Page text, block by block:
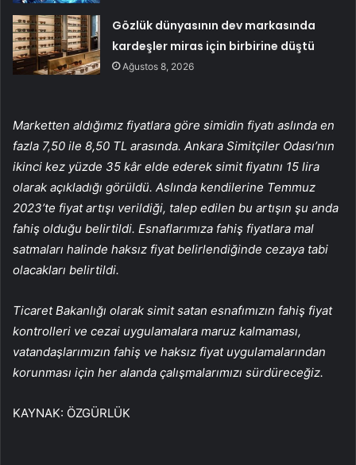
Gözlük dünyasının dev markasında
kardeşler miras için birbirine düştü
Ağustos 8, 2026
Marketten aldığımız fiyatlara göre simidin fiyatı aslında en
fazla 7,50 ile 8,50 TL arasında. Ankara Simitçiler Odası’nın
ikinci kez yüzde 35 kâr elde ederek simit fiyatını 15 lira
olarak açıkladığı görüldü. Aslında kendilerine Temmuz
2023’te fiyat artışı verildiği, talep edilen bu artışın şu anda
fahiş olduğu belirtildi. Esnaflarımıza fahiş fiyatlara mal
satmaları halinde haksız fiyat belirlendiğinde cezaya tabi
olacakları belirtildi.
Ticaret Bakanlığı olarak simit satan esnafımızın fahiş fiyat
kontrolleri ve cezai uygulamalara maruz kalmaması,
vatandaşlarımızın fahiş ve haksız fiyat uygulamalarından
korunması için her alanda çalışmalarımızı sürdüreceğiz.
KAYNAK: ÖZGÜRLÜK